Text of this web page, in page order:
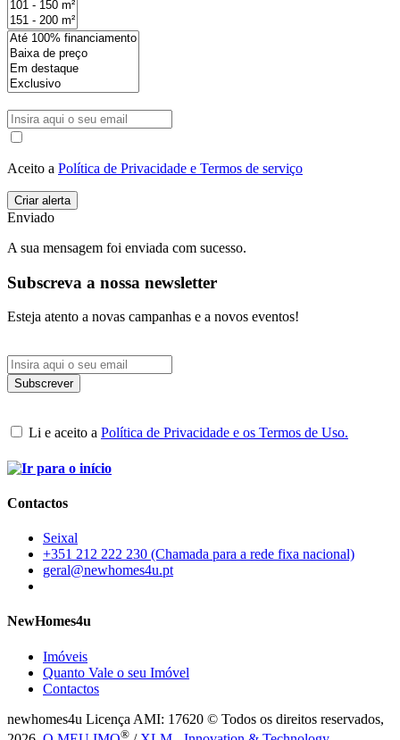
Aceito a Política de Privacidade e Termos de serviço
Enviado
A sua mensagem foi enviada com sucesso.
Subscreva a nossa newsletter
Esteja atento a novas campanhas e a novos eventos!
Li e aceito a Política de Privacidade e os Termos de Uso.
Contactos
Seixal
+351 212 222 230 (Chamada para a rede fixa nacional)
geral@newhomes4u.pt
NewHomes4u
Imóveis
Quanto Vale o seu Imóvel
Contactos
newhomes4u Licença AMI: 17620 © Todos os direitos reservados,
®